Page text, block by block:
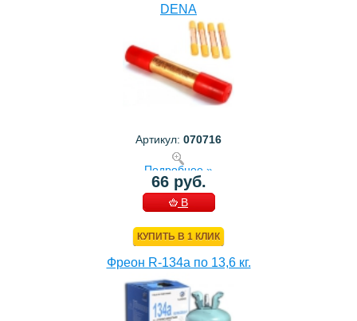
DENA
Артикул: 070716
Подробнее »
66 руб.
В
КУПИТЬ В 1 КЛИК
Фреон R-134a по 13,6 кг.